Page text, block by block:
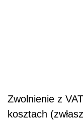
Zwolnienie z
kosztach